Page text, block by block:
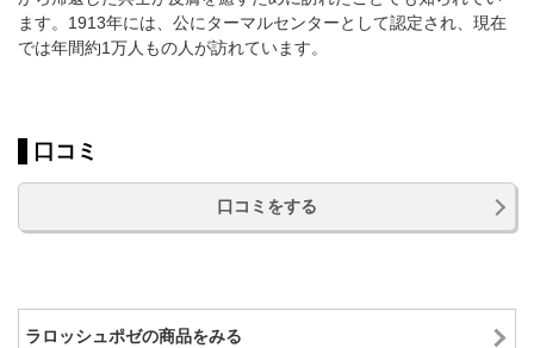
ます。1913年には、公にターマルセンターとして認定され、現在
では年間約1万人もの人が訪れています。
口コミ
口コミをする
ラロッシュポゼの商品をみる